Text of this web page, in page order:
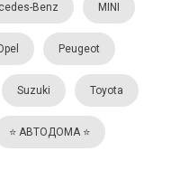
Benz MINI
Peugeot
Suzuki Toyota
⭐️ АВТОДОМА ⭐️